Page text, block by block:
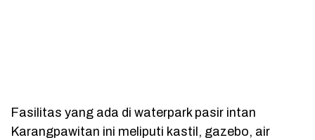
Fasilitas yang ada di waterpark pasir intan
Karangpawitan ini meliputi kastil, gazebo, air